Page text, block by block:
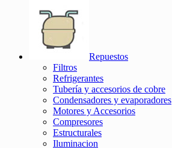
Repuestos
Filtros
Refrigerantes
Tubería y accesorios de cobre
Condensadores y evaporadores
Motores y Accesorios
Compresores
Estructurales
Iluminacion